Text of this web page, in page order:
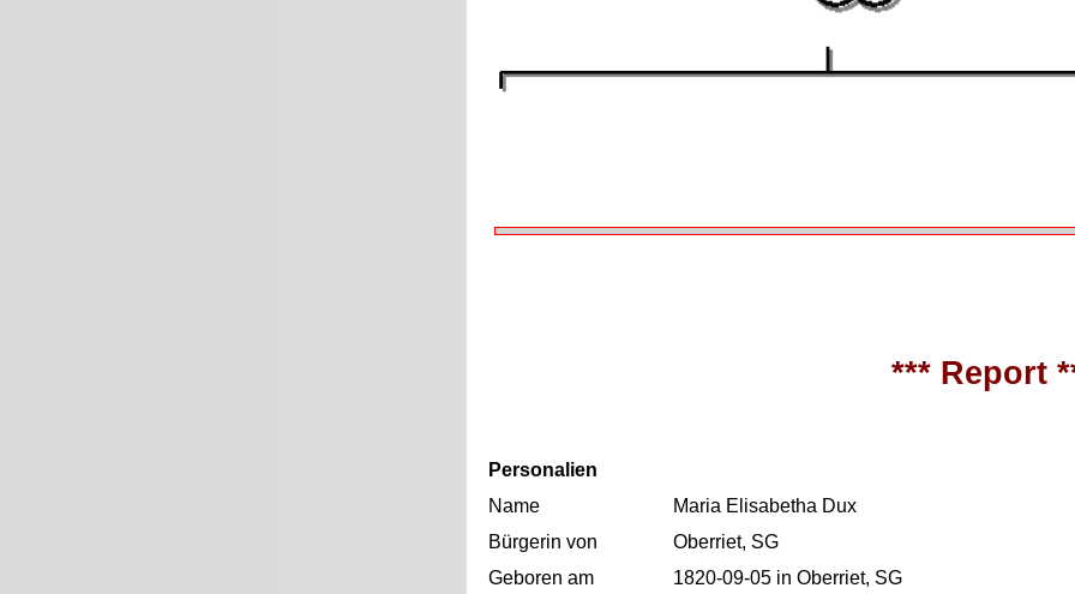
*** Report
Personalien
Name
Maria Elisabetha Dux
Bürgerin von
Oberriet, SG
Geboren am
1820-09-05 in Oberriet, SG